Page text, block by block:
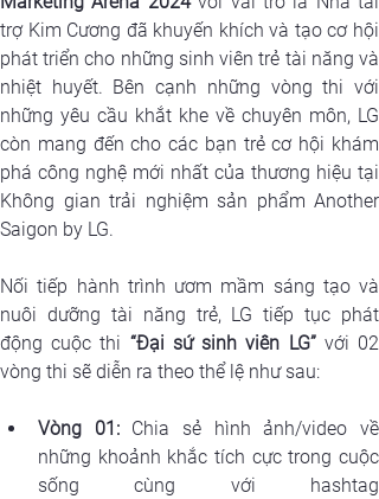
trợ Kim Cương đã khuyến khích và tạo cơ hội
phát triển cho những sinh viên trẻ tài năng và
nhiệt huyết. Bên cạnh những vòng thi với
những yêu cầu khắt khe về chuyên môn, LG
còn mang đến cho các bạn trẻ cơ hội khám
phá công nghệ mới nhất của thương hiệu tại
Không gian trải nghiệm sản phẩm Another
Saigon by LG.
Nối tiếp hành trình ươm mầm sáng tạo và
nuôi dưỡng tài năng trẻ, LG tiếp tục phát
động cuộc thi “Đại sứ sinh viên LG” với 02
vòng thi sẽ diễn ra theo thể lệ như sau:
Vòng 01: Chia sẻ hình ảnh/video về
những khoảnh khắc tích cực trong cuộc